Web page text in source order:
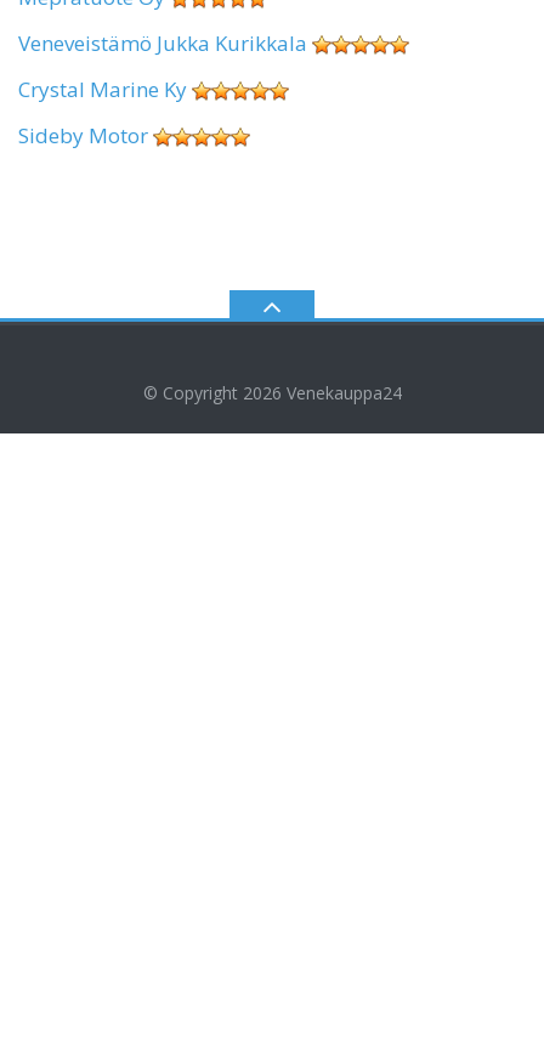
Veneveistämö Jukka Kurikkala
Crystal Marine Ky
Sideby Motor
© Copyright 2026 Venekauppa24